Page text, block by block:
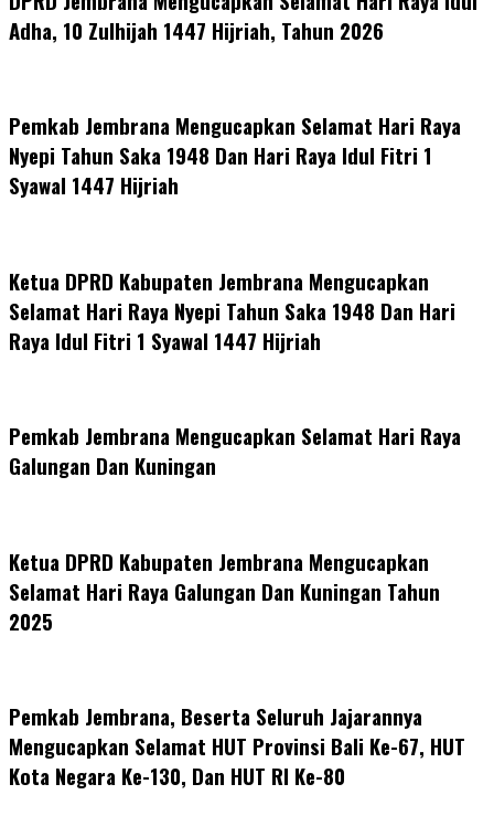
Adha, 10 Zulhijah 1447 Hijriah, Tahun 2026
Pemkab Jembrana Mengucapkan Selamat Hari Raya
Nyepi Tahun Saka 1948 Dan Hari Raya Idul Fitri 1
Syawal 1447 Hijriah
Ketua DPRD Kabupaten Jembrana Mengucapkan
Selamat Hari Raya Nyepi Tahun Saka 1948 Dan Hari
Raya Idul Fitri 1 Syawal 1447 Hijriah
Pemkab Jembrana Mengucapkan Selamat Hari Raya
Galungan Dan Kuningan
Ketua DPRD Kabupaten Jembrana Mengucapkan
Selamat Hari Raya Galungan Dan Kuningan Tahun
2025
Pemkab Jembrana, Beserta Seluruh Jajarannya
Mengucapkan Selamat HUT Provinsi Bali Ke-67, HUT
Kota Negara Ke-130, Dan HUT RI Ke-80